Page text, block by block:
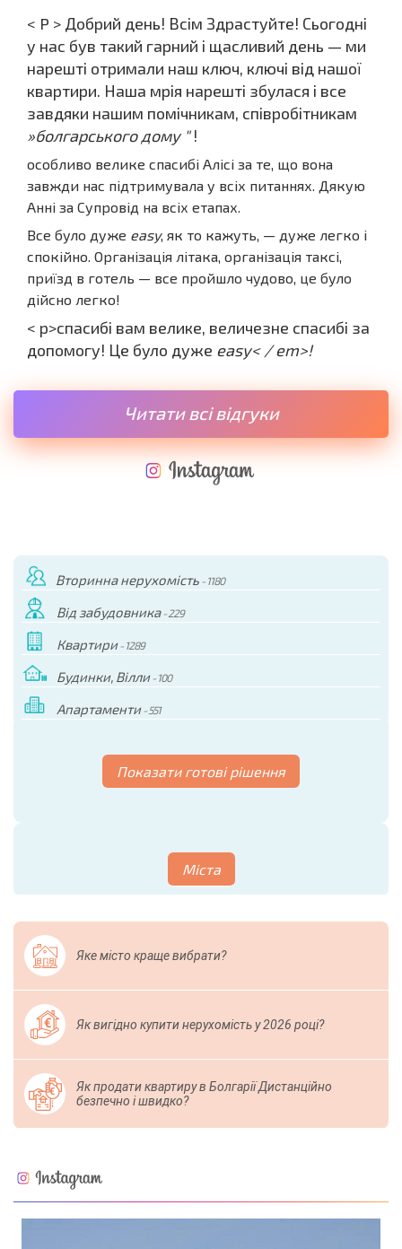
< P > Добрий день! Всім Здрастуйте! Сьогодні
у нас був такий гарний і щасливий день — ми
нарешті отримали наш ключ, ключі від нашої
квартири. Наша мрія нарешті збулася і все
завдяки нашим помічникам, співробітникам
»болгарського дому "!
особливо велике спасибі Алісі за те, що вона
завжди нас підтримувала у всіх питаннях. Дякую
Анні за Супровід на всіх етапах.
Все було дуже easy, як то кажуть, — дуже легко і
спокійно. Організація літака, організація таксі,
приїзд в готель — все пройшло чудово, це було
дійсно легко!
< p>спасибі вам велике, величезне спасибі за
допомогу! Це було дуже easy< / em>!
Читати всі відгуки
Вторинна нерухомість - 1180
Від забудовника- 229
Квартири- 1289
Будинки, Вілли- 100
Апартаменти- 551
Показати готові рішення
Міста
Яке місто краще вибрати?
Як вигідно купити нерухомість у 2026 році?
Як продати квартиру в Болгарії Дистанційно
безпечно і швидко?